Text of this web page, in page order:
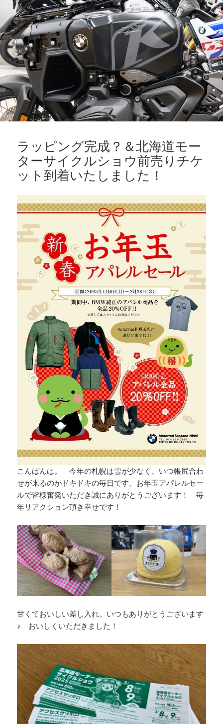
ー
ラッピング完成？＆北海道モー
ターサイクルショウ前売りチケ
ット到着いたしました！
こんばんは。 今年の札幌は雪が少なく、いつ帳尻合わ
せが来るのかドキドキの毎日です。お年玉アパレルセー
ルで皆様奮発いただき誠にありがとうございます！ 毎
年リアクション頂き幸せです！
甘くておいしい差し入れ。いつもありがとうございます
♪ おいしくいただきました！